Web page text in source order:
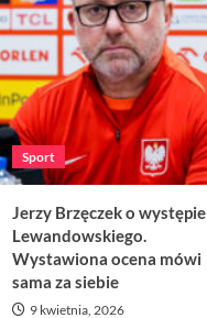
Sport
Jerzy Brzęczek o występie
Lewandowskiego.
Wystawiona ocena mówi
sama za siebie
9 kwietnia, 2026